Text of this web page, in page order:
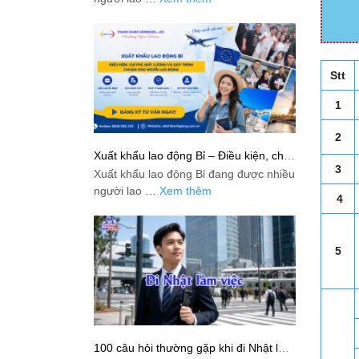
Stt
1
2
3
4
5
Xuất khẩu lao động Bỉ – Điều kiện, chi
phí, mức lương và quy trình chuẩn cho
người lao động
Xuất khẩu lao động Bỉ đang được nhiều
người lao … Xem thêm
100 câu hỏi thường gặp khi đi Nhật làm